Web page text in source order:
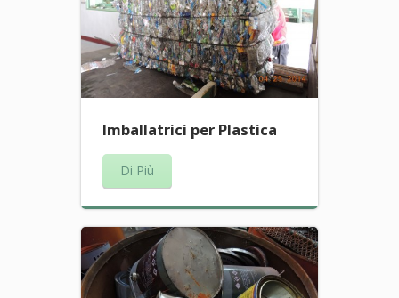
Imballatrici per Plastica
Di Più